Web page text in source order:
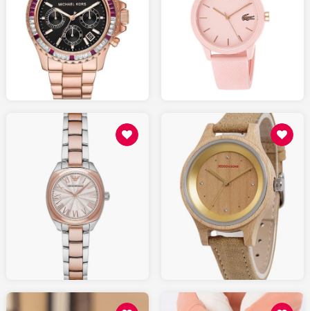
290.00
AMAZON.fr
75.00
AMAZON.fr
159.00
AMAZON.fr
AMAZON.fr